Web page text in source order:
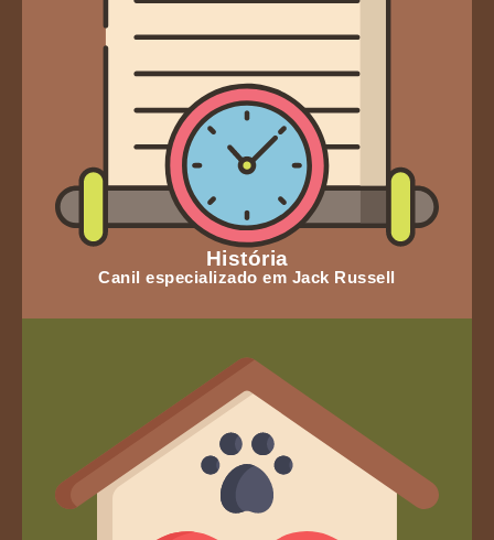
História
Canil especializado em Jack Russell